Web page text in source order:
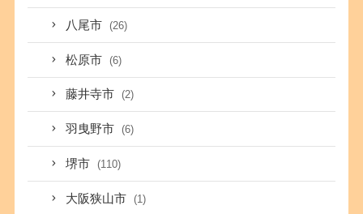
八尾市 (26)
松原市 (6)
藤井寺市 (2)
羽曳野市 (6)
堺市 (110)
大阪狭山市 (1)